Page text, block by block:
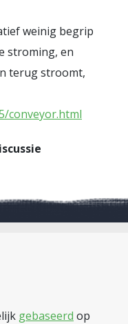
weinig begrip
stroming, en
terug stroomt,
conveyor.html
gebaseerd op